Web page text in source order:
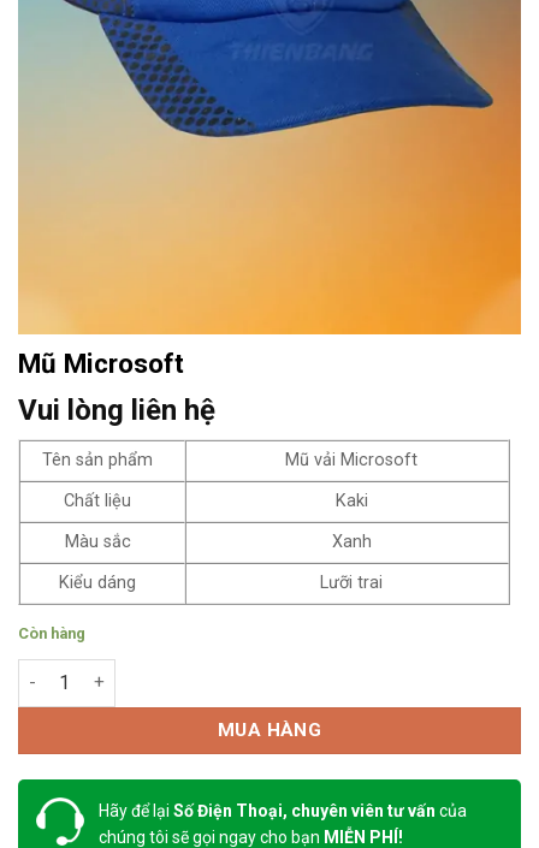
Mũ Microsoft
Vui lòng liên hệ
Tên sản phẩm
Mũ vải Microsoft
Chất liệu
Kaki
Màu sắc
Xanh
Kiểu dáng
Lưỡi trai
Còn hàng
Mũ Microsoft số lượng
MUA HÀNG
Hãy để lại Số Điện Thoại, chuyên viên tư vấn của
chúng tôi sẽ gọi ngay cho bạn MIỄN PHÍ!